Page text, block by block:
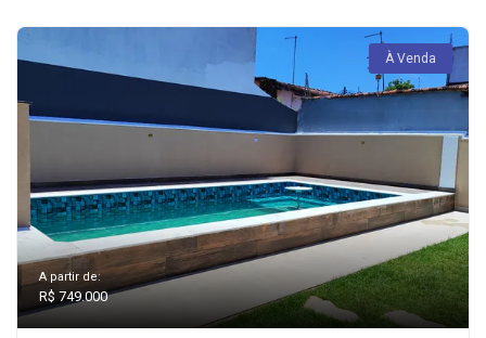
À Venda
A partir de:
R$ 749.000